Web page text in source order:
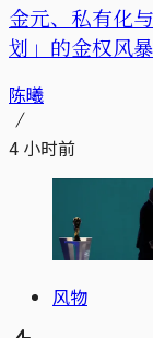
金元、私有化
划」的金权风
陈曦
4 小时前
风物